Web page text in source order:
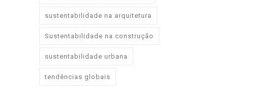
sustentabilidade na arquitetura
Sustentabilidade na construção
sustentabilidade urbana
tendências globais